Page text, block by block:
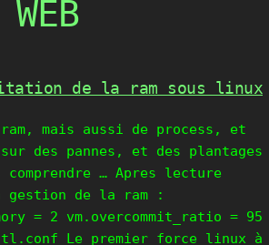
WEB
de la ram sous linux
mais aussi de process, et
des pannes, et des plantages
… Apres lecture
gestion de la ram :
= 2 vm.overcommit_ratio = 95
Le premier force linux à